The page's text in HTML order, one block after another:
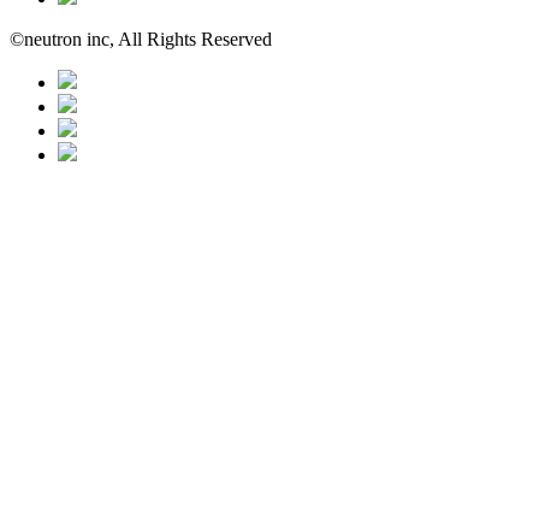
©neutron inc, All Rights Reserved